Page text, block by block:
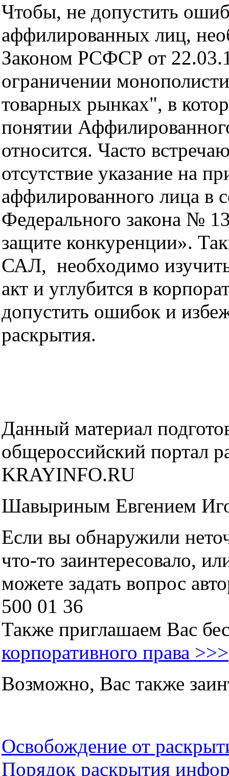
Чтобы, не допустить
аффилированных лиц,
Законом РСФСР от
ограничении
товарных рынках", в
понятии
относится. Часто
отсутствие указание на
аффилированного лица в
Федерального закона №
защите конкуренции».
САЛ, необходимо
акт и углубится в
допустить ошибок и
раскрытия.
Данный материал
общероссийский портал
KRAYINFO.RU
Шавыриным Евгением
Если вы обнаружили
что-то заинтересовало,
можете задать вопрос
500 01 36
Также приглашаем Вас
корпоративного права >>>
Возможно, Вас также
Освобождение от
Порядок раскрытия